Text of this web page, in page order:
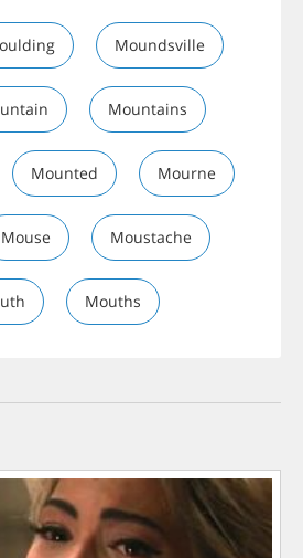
Moundsville
Mountains
Mounted Mourne
Mouse Moustache
Mouths